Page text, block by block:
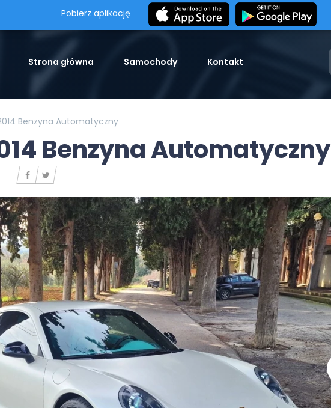
Pobierz aplikację
Strona główna Samochody Kontakt
Benzyna Automatyczny
Benzyna Automatyczny